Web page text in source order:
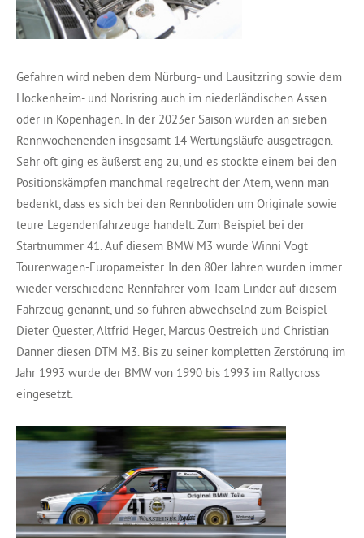
Gefahren wird neben dem Nürburg- und Lausitzring sowie dem
Hockenheim- und Norisring auch im niederländischen Assen
oder in Kopenhagen. In der 2023er Saison wurden an sieben
Rennwochenenden insgesamt 14 Wertungsläufe ausgetragen.
Sehr oft ging es äußerst eng zu, und es stockte einem bei den
Positionskämpfen manchmal regelrecht der Atem, wenn man
bedenkt, dass es sich bei den Rennboliden um Originale sowie
teure Legendenfahrzeuge handelt. Zum Beispiel bei der
Startnummer 41. Auf diesem BMW M3 wurde Winni Vogt
Tourenwagen-Europameister. In den 80er Jahren wurden immer
wieder verschiedene Rennfahrer vom Team Linder auf diesem
Fahrzeug genannt, und so fuhren abwechselnd zum Beispiel
Dieter Quester, Altfrid Heger, Marcus Oestreich und Christian
Danner diesen DTM M3. Bis zu seiner kompletten Zerstörung im
Jahr 1993 wurde der BMW von 1990 bis 1993 im Rallycross
eingesetzt.